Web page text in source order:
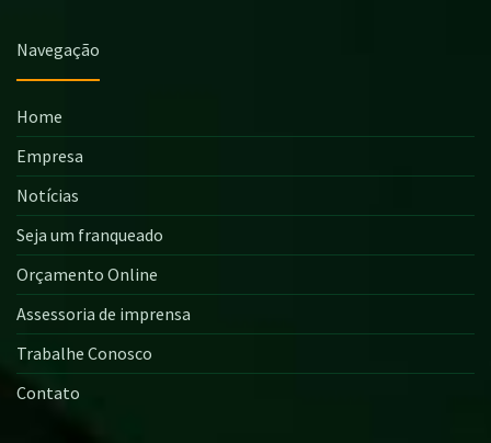
Navegação
Home
Empresa
Notícias
Seja um franqueado
Orçamento Online
Assessoria de imprensa
Trabalhe Conosco
Contato